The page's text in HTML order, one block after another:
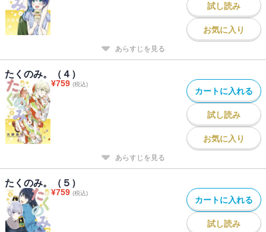
試し読み
お気に入り
あらすじを見る
たくのみ。（４）
¥759 (税込)
カートに入れる
試し読み
お気に入り
あらすじを見る
たくのみ。（５）
¥759 (税込)
カートに入れる
試し読み